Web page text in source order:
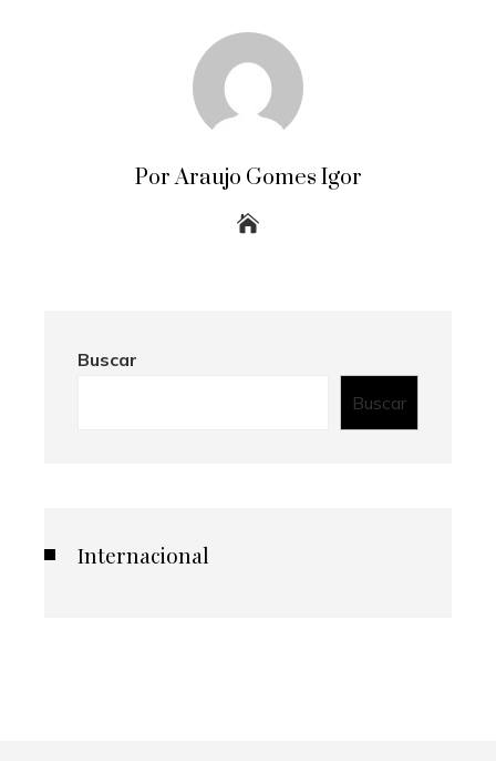
Por Araujo Gomes Igor
Buscar
Buscar
Internacional